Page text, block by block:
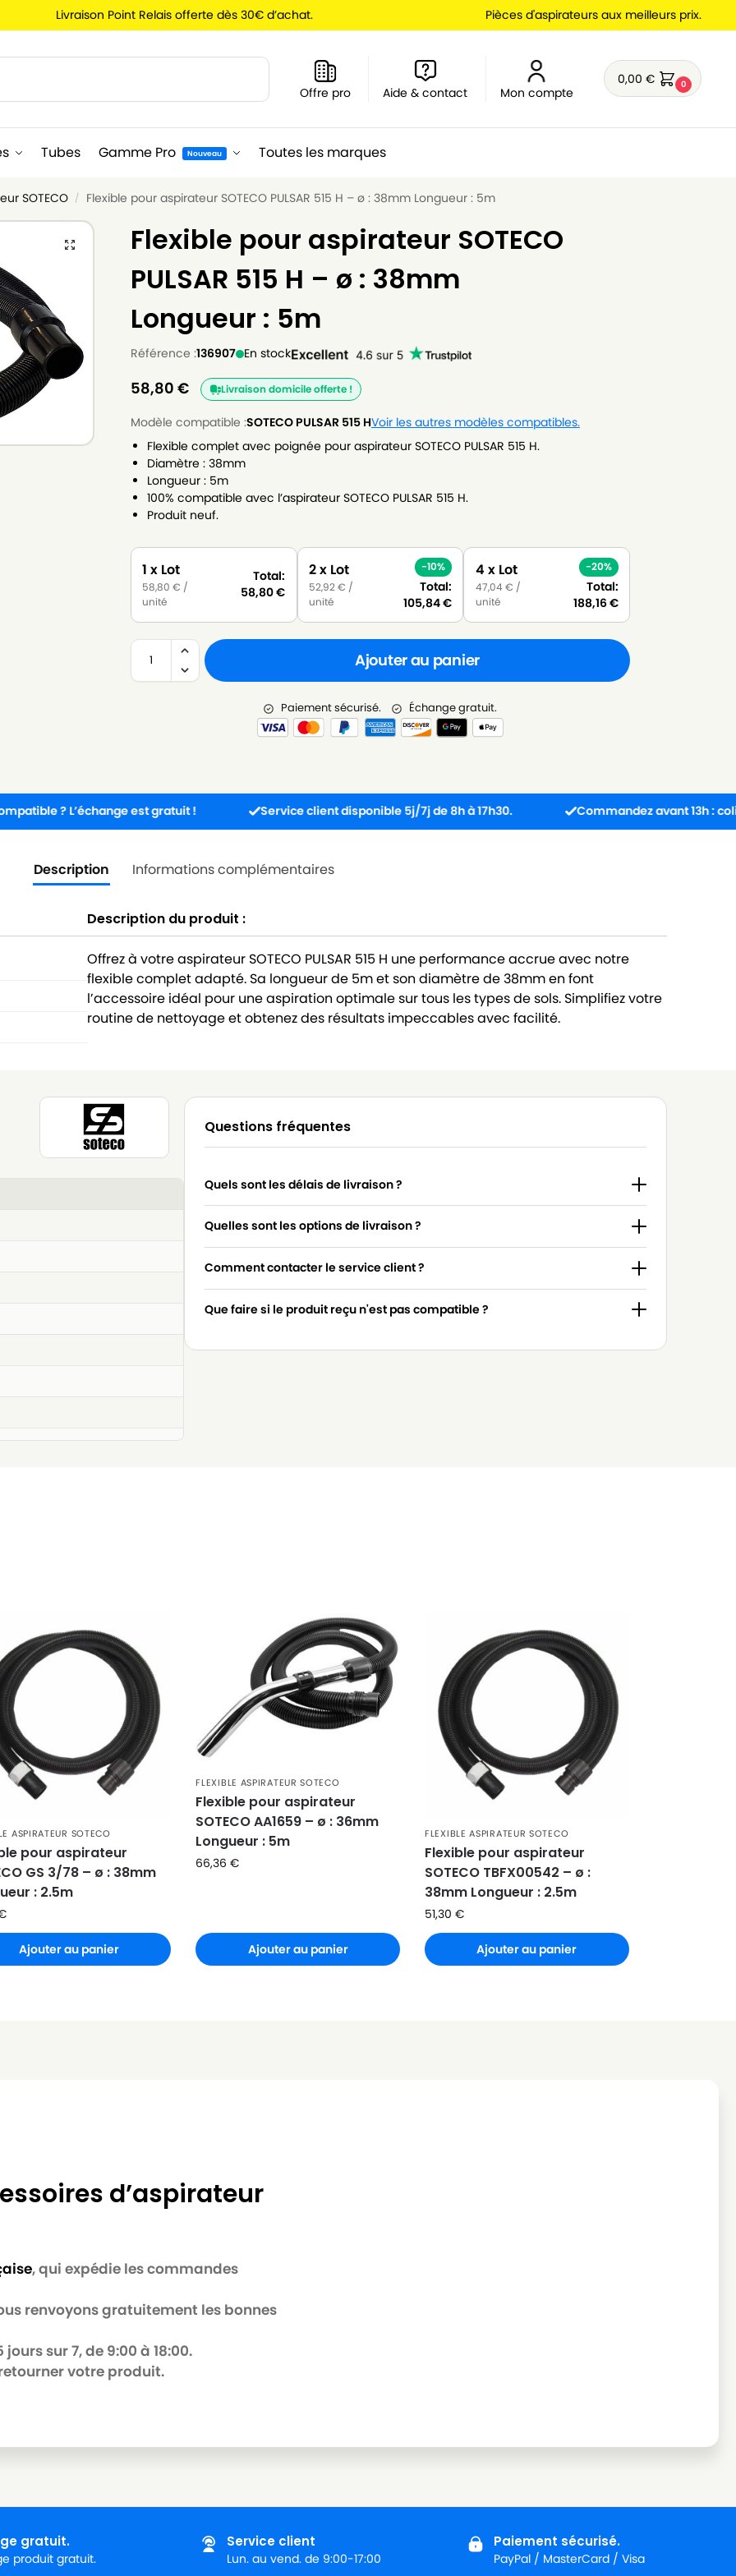
Livraison Point Relais offerte dès 30€ d’achat. Pièces d'aspirateurs aux meilleurs prix.
Offre pro Aide & contact Mon compte
0,00€ 0
Tubes Gamme Pro Nouveau Toutes les marques
SOTECO / Flexible pour aspirateur SOTECO PULSAR 515 H – ø : 38mm Longueur : 5m
Flexible pour aspirateur SOTECO
PULSAR 515 H – ø : 38mm
Longueur : 5m
Référence :136907 En stock
58,80 € Livraison domicile offerte !
Modèle compatible :SOTECO PULSAR 515 HVoir les autres modèles compatibles.
Flexible complet avec poignée pour aspirateur SOTECO PULSAR 515 H.
Diamètre : 38mm
Longueur : 5m
100% compatible avec l’aspirateur SOTECO PULSAR 515 H.
Produit neuf.
1 x Lot
58,80€ /
unité
Total:
58,80€
2 x Lot
52,92€ /
unité
-10%
Total:
105,84€
4 x Lot
47,04€ /
unité
-20%
Total:
188,16€
Ajouter au panier
Paiement sécurisé. Échange gratuit.
L’échange est gratuit ! Service client disponible 5j/7j de 8h à 17h30. Commandez avant 13h : colis
Description Informations complémentaires
Description du produit :
Offrez à votre aspirateur SOTECO PULSAR 515 H une performance accrue avec notre
flexible complet adapté. Sa longueur de 5m et son diamètre de 38mm en font
l’accessoire idéal pour une aspiration optimale sur tous les types de sols. Simplifiez votre
routine de nettoyage et obtenez des résultats impeccables avec facilité.
Questions fréquentes
Quels sont les délais de livraison ?
Quelles sont les options de livraison ?
Comment contacter le service client ?
Que faire si le produit reçu n'est pas compatible ?
ASPIRATEUR SOTECO
pour aspirateur
GS 3/78 – ø : 38mm
: 2.5m
Ajouter au panier
FLEXIBLE ASPIRATEUR SOTECO
Flexible pour aspirateur
SOTECO AA1659 – ø : 36mm
Longueur : 5m
66,36€
Ajouter au panier
FLEXIBLE ASPIRATEUR SOTECO
Flexible pour aspirateur
SOTECO TBFX00542 – ø :
38mm Longueur : 2.5m
51,30€
Ajouter au panier
d’aspirateur
, qui expédie les commandes
renvoyons gratuitement les bonnes
sur 7, de 9:00 à 18:00.
votre produit.
gratuit.
produit gratuit.
Service client
Lun. au vend. de 9:00-17:00
Paiement sécurisé.
PayPal / MasterCard / Visa